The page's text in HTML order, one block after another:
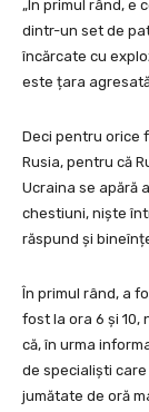
„În primul rând, e
dintr-un set de
încărcate cu
este țara
Deci pentru orice
Rusia, pentru că
Ucraina se apără
chestiuni, niște
răspund și
În primul rând, a
fost la ora 6 și 10,
că, în urma
de specialiști care
jumătate de oră